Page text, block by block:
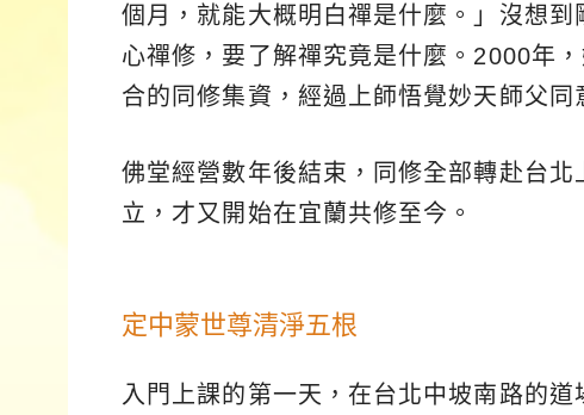
個月，就能大概明白禪是什麼。」沒想
心禪修，要了解禪究竟是什麼。2000年
合的同修集資，經過上師悟覺妙天師父同
佛堂經營數年後結束，同修全部轉赴台
立，才又開始在宜蘭共修至今。
定中蒙世尊清淨五根
入門上課的第一天，在台北中坡南路的